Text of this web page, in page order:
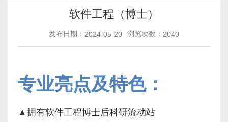
软件工程（博士）
发布日期： 2024-05-20 浏览次数： 2040
专业亮点及特色：
▲ 拥有软件工程博士后科研流动站